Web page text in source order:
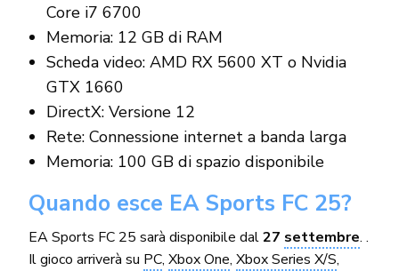
Core i7 6700
Memoria: 12 GB di RAM
Scheda video: AMD RX 5600 XT o Nvidia
GTX 1660
DirectX: Versione 12
Rete: Connessione internet a banda larga
Memoria: 100 GB di spazio disponibile
Quando esce EA Sports FC 25?
EA Sports FC 25 sarà disponibile dal27 settembre. .
Il gioco arriverà su PC,Xbox One,Xbox Series X/S,